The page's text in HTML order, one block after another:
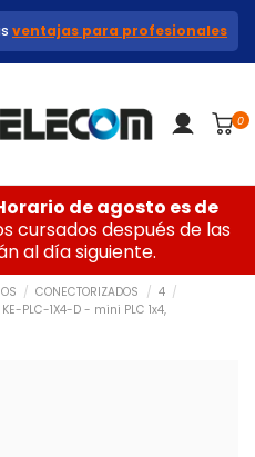
ventajas para profesionales
0
de agosto es de
cursados después de las
al día siguiente.
CONECTORIZADOS
4
PLC-1X4-D - mini PLC 1x4,